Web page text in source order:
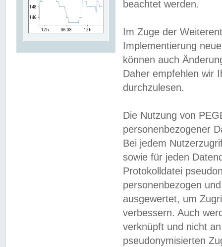
beachtet werden.
Im Zuge der
Implementierung
können auch
Daher empfehlen wir
durchzulesen.
Die Nutzung von
personenbezogener
Bei jedem
sowie für jeden
Protokolldatei
personenbezogen
ausgewertet, um
verbessern. Auch
verknüpft und nicht
pseudonymisierten